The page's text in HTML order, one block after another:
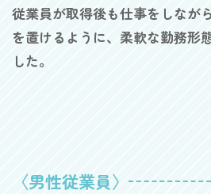
従業員が取得後も仕事をしなが
を置けるように、柔軟な勤務形
した。
〈男性従業員〉